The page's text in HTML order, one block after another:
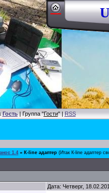
Гость| Группа "Гости" |RSS
1.4 » К-line адаптер (Итак К-line адаптер
Дата: Четверг,